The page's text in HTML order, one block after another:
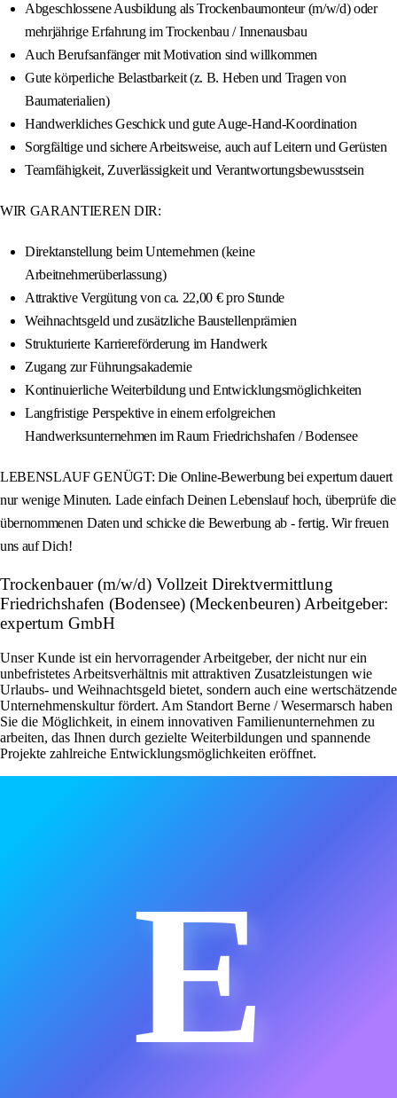
Abgeschlossene Ausbildung als Trockenbaumonteur (m/w/d) oder
mehrjährige Erfahrung im Trockenbau / Innenausbau
Auch Berufsanfänger mit Motivation sind willkommen
Gute körperliche Belastbarkeit (z. B. Heben und Tragen von
Baumaterialien)
Handwerkliches Geschick und gute Auge-Hand-Koordination
Sorgfältige und sichere Arbeitsweise, auch auf Leitern und Gerüsten
Teamfähigkeit, Zuverlässigkeit und Verantwortungsbewusstsein
WIR GARANTIEREN DIR:
Direktanstellung beim Unternehmen (keine
Arbeitnehmerüberlassung)
Attraktive Vergütung von ca. 22,00 € pro Stunde
Weihnachtsgeld und zusätzliche Baustellenprämien
Strukturierte Karriereförderung im Handwerk
Zugang zur Führungsakademie
Kontinuierliche Weiterbildung und Entwicklungsmöglichkeiten
Langfristige Perspektive in einem erfolgreichen
Handwerksunternehmen im Raum Friedrichshafen / Bodensee
LEBENSLAUF GENÜGT: Die Online-Bewerbung bei expertum dauert
nur wenige Minuten. Lade einfach Deinen Lebenslauf hoch, überprüfe die
übernommenen Daten und schicke die Bewerbung ab - fertig. Wir freuen
uns auf Dich!
Trockenbauer (m/w/d) Vollzeit Direktvermittlung
Friedrichshafen (Bodensee) (Meckenbeuren) Arbeitgeber:
expertum GmbH
Unser Kunde ist ein hervorragender Arbeitgeber, der nicht nur ein
unbefristetes Arbeitsverhältnis mit attraktiven Zusatzleistungen wie
Urlaubs- und Weihnachtsgeld bietet, sondern auch eine wertschätzende
Unternehmenskultur fördert. Am Standort Berne / Wesermarsch haben
Sie die Möglichkeit, in einem innovativen Familienunternehmen zu
arbeiten, das Ihnen durch gezielte Weiterbildungen und spannende
Projekte zahlreiche Entwicklungsmöglichkeiten eröffnet.
E